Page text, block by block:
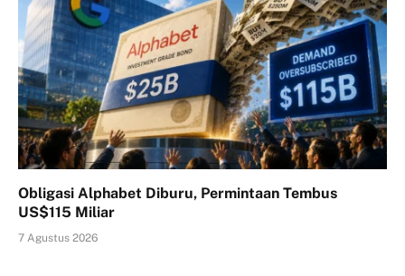
Obligasi Alphabet Diburu, Permintaan Tembus
US$115 Miliar
7 Agustus 2026